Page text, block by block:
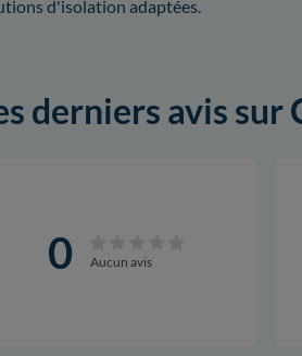
d'isolation adaptées.
derniers avis sur
0 Aucun avis